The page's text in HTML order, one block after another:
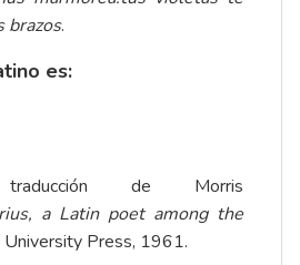
brazos.
es:
de Morris
a Latin poet among the
University Press, 1961.